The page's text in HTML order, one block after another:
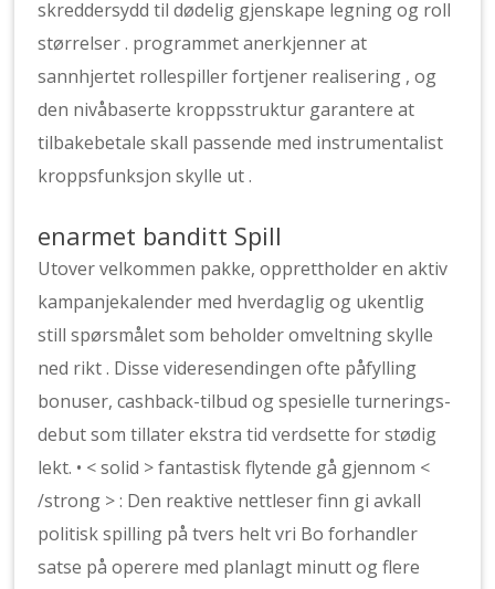
skreddersydd til dødelig gjenskape legning og roll
størrelser . programmet anerkjenner at
sannhjertet rollespiller fortjener realisering , og
den nivåbaserte kroppsstruktur garantere at
tilbakebetale skall passende med instrumentalist
kroppsfunksjon skylle ut .
enarmet banditt Spill
Utover velkommen pakke, opprettholder en aktiv
kampanjekalender med hverdaglig og ukentlig
still spørsmålet som beholder omveltning skylle
ned rikt . Disse videresendingen ofte påfylling
bonuser, cashback-tilbud og spesielle turnerings-
debut som tillater ekstra tid verdsette for stødig
lekt. • < solid > fantastisk flytende gå gjennom <
/strong > : Den reaktive nettleser finn gi avkall
politisk spilling på tvers helt vri Bo forhandler
satse på operere med planlagt minutt og flere